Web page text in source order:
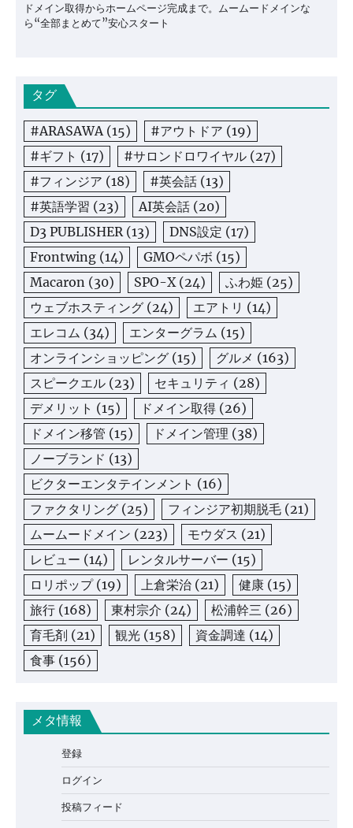
ドメイン取得からホームページ完成まで。ムームードメインな
ら“全部まとめて”安心スタート
タグ
#ARASAWA (15) #アウトドア (19)
#ギフト (17) #サロンドロワイヤル (27)
#フィンジア (18) #英会話 (13)
#英語学習 (23) AI英会話 (20)
D3 PUBLISHER (13) DNS設定 (17)
Frontwing (14) GMOペパボ (15)
Macaron (30) SPO-X (24) ふわ姫 (25)
ウェブホスティング (24) エアトリ (14)
エレコム (34) エンターグラム (15)
オンラインショッピング (15) グルメ (163)
スピークエル (23) セキュリティ (28)
デメリット (15) ドメイン取得 (26)
ドメイン移管 (15) ドメイン管理 (38)
ノーブランド (13)
ビクターエンタテインメント (16)
ファクタリング (25) フィンジア初期脱毛 (21)
ムームードメイン (223) モウダス (21)
レビュー (14) レンタルサーバー (15)
ロリポップ(19) 上倉栄治 (21) 健康 (15)
旅行 (168) 東村宗介 (24) 松浦幹三 (26)
育毛剤 (21) 観光 (158) 資金調達 (14)
食事 (156)
メタ情報
登録
ログイン
投稿フィード